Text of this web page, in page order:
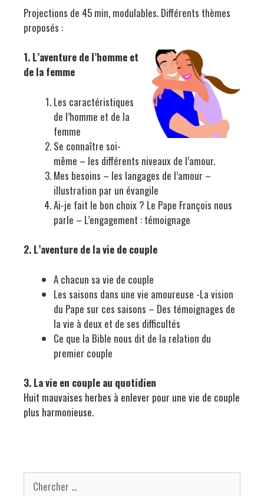
Projections de 45 min, modulables. Différents thèmes
proposés :
1. L’aventure de l’homme et
de la femme
Les caractéristiques
de l’homme et de la
femme
Se connaître soi-
même – les différents niveaux de l’amour.
Mes besoins – les langages de l’amour –
illustration par un évangile
Ai-je fait le bon choix ? Le Pape François nous
parle – L’engagement : témoignage
2. L’aventure de la vie de couple
A chacun sa vie de couple
Les saisons dans une vie amoureuse -La vision
du Pape sur ces saisons – Des témoignages de
la vie à deux et de ses difficultés
Ce que la Bible nous dit de la relation du
premier couple
3. La vie en couple au quotidien
Huit mauvaises herbes à enlever pour une vie de couple
plus harmonieuse.
Chercher pour: